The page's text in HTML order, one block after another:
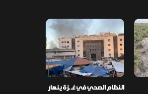
النظام الصحي في غـ ـزة ينهار